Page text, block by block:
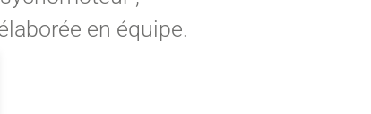
en équipe.